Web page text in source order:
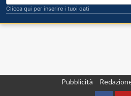
Pubblicità
Clicca qui per inserire i tuoi dati